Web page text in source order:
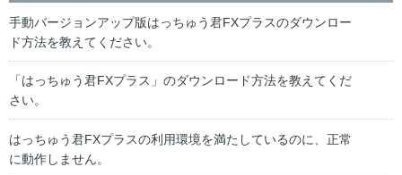
手動バージョンアップ版はっちゅう君FXプラスのダウンロー
ド方法を教えてください。
「はっちゅう君FXプラス」のダウンロード方法を教えてくだ
さい。
はっちゅう君FXプラスの利用環境を満たしているのに、正常
に動作しません。